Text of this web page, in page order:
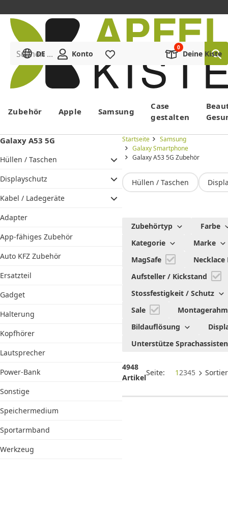
Menü
Suchen ...
DE Konto Deine Kiste
Zubehör Apple Samsung
Case
gestalten
Galaxy A53 5G
Hüllen / Taschen
Displayschutz
Kabel / Ladegeräte
Adapter
App-fähiges Zubehör
Auto KFZ Zubehör
Ersatzteil
Gadget
Halterung
Kopfhörer
Lautsprecher
Power-Bank
Sonstige
Speichermedium
Sportarmband
Werkzeug
Startseite
Samsung
Galaxy Smartphone
Galaxy A53 5G Zubehör
Hüllen / Taschen
Galaxy
A53 5G
Zubehör
Zubehörtyp
Farbe
Kategorie
Marke
MagSafe
Aufsteller / Kickstand
Stossfestigkeit / Schutz
Sale
Bildauflösung
Unterstütze
4948
Artikel
Seite: 12345